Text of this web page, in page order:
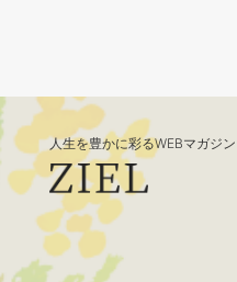
人生を豊かに彩るWEBマガジン